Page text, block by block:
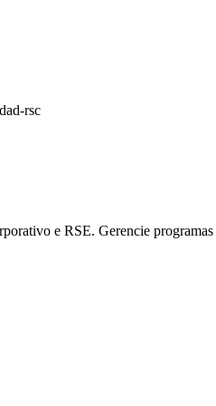
rsc
e RSE. Gerencie